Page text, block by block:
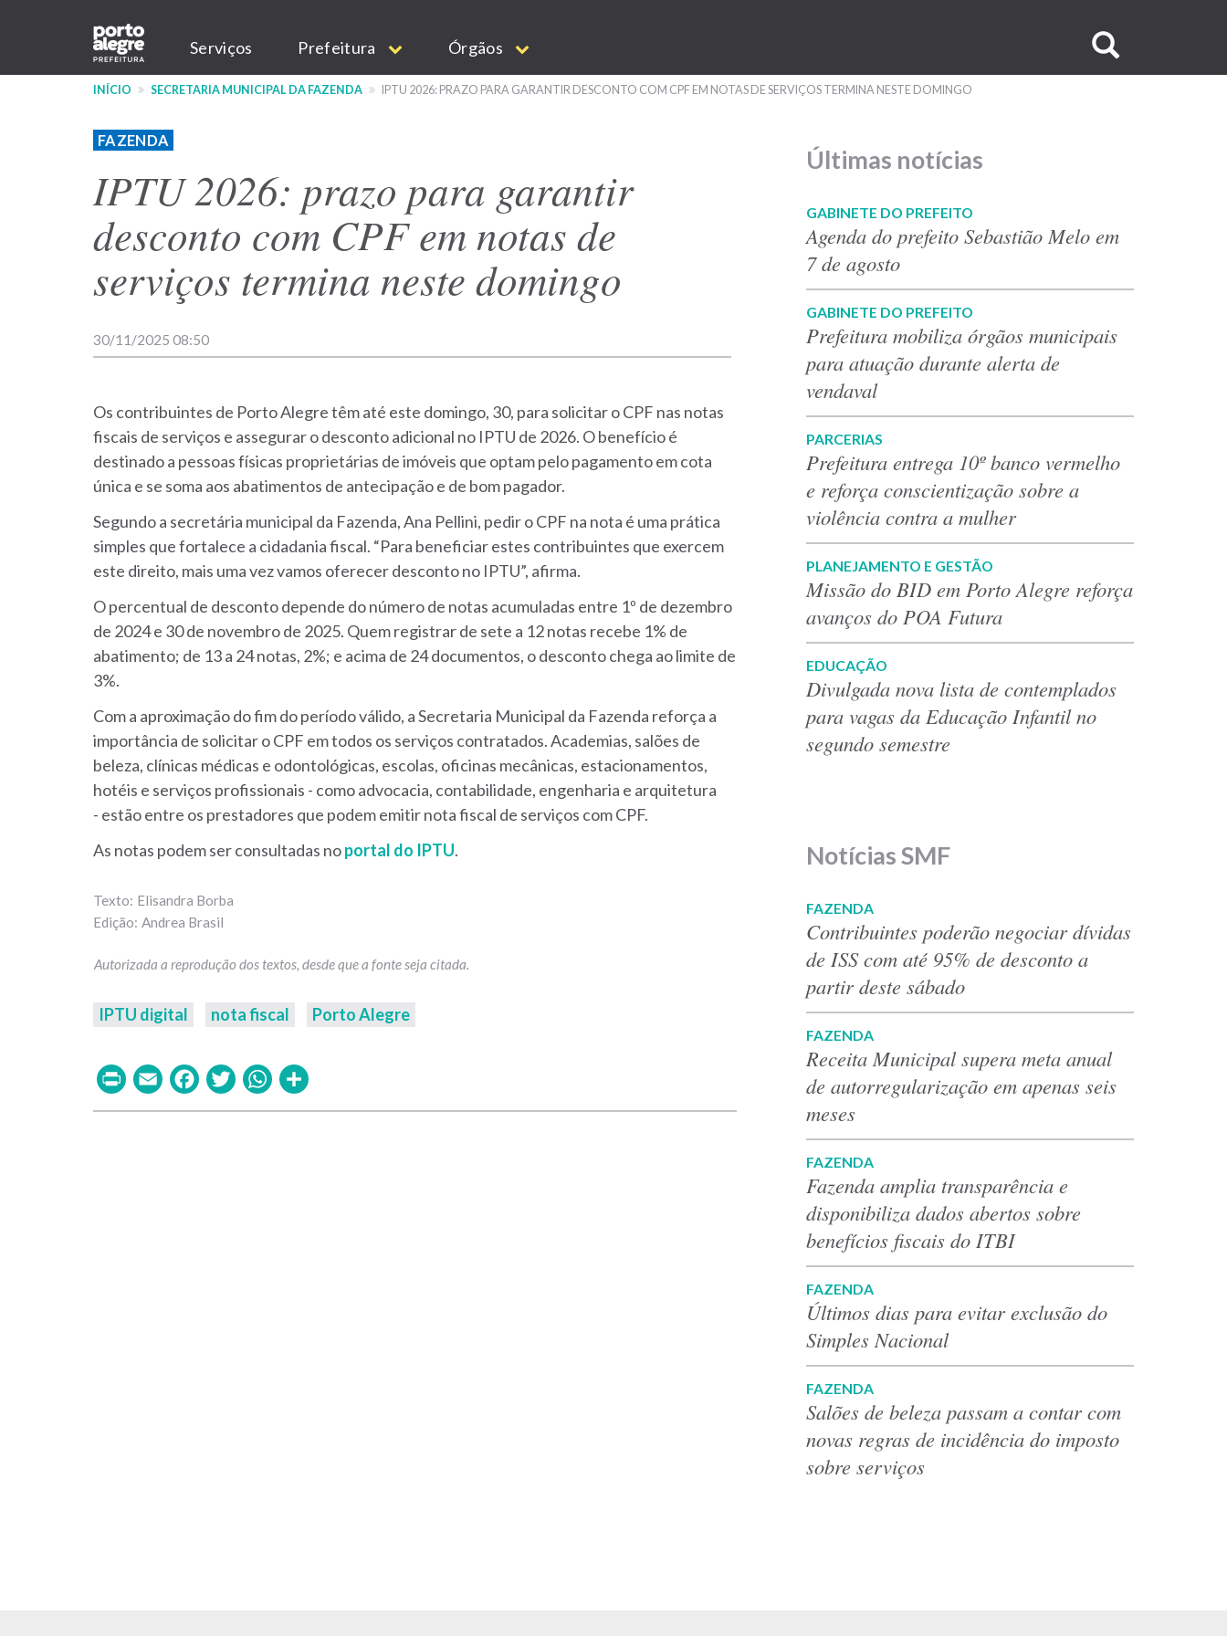
conteúdo
Main
navigation
Serviços Prefeitura Órgãos
no
INÍCIO SECRETARIA MUNICIPAL DA FAZENDA IPTU 2026: PRAZO PARA GARANTIR DESCONTO COM CPF EM NOTAS DE SERVIÇOS TERMINA NESTE DOMINGO
FAZENDA
IPTU 2026: prazo para garantir
desconto com CPF em notas de
serviços termina neste domingo
30/11/2025 08:50
Os contribuintes de Porto Alegre têm até este domingo, 30, para solicitar o CPF nas notas
fiscais de serviços e assegurar o desconto adicional no IPTU de 2026. O benefício é
destinado a pessoas físicas proprietárias de imóveis que optam pelo pagamento em cota
única e se soma aos abatimentos de antecipação e de bom pagador.
Segundo a secretária municipal da Fazenda, Ana Pellini, pedir o CPF na nota é uma prática
simples que fortalece a cidadania fiscal. “Para beneficiar estes contribuintes que exercem
este direito, mais uma vez vamos oferecer desconto no IPTU”, afirma.
O percentual de desconto depende do número de notas acumuladas entre 1º de dezembro
de 2024 e 30 de novembro de 2025. Quem registrar de sete a 12 notas recebe 1% de
abatimento; de 13 a 24 notas, 2%; e acima de 24 documentos, o desconto chega ao limite de
3%.
Com a aproximação do fim do período válido, a Secretaria Municipal da Fazenda reforça a
importância de solicitar o CPF em todos os serviços contratados. Academias, salões de
beleza, clínicas médicas e odontológicas, escolas, oficinas mecânicas, estacionamentos,
hotéis e serviços profissionais - como advocacia, contabilidade, engenharia e arquitetura
- estão entre os prestadores que podem emitir nota fiscal de serviços com CPF.
As notas podem ser consultadas noportal do IPTU.
Elisandra Borba
Andrea Brasil
IPTU digital nota fiscal Porto Alegre
PrintEmailFacebook
TwitterWhatsApp
Últimas notícias
GABINETE DO PREFEITO
Agenda do prefeito Sebastião Melo em
7 de agosto
GABINETE DO PREFEITO
Prefeitura mobiliza órgãos municipais
para atuação durante alerta de
vendaval
PARCERIAS
Prefeitura entrega 10º banco vermelho
e reforça conscientização sobre a
violência contra a mulher
PLANEJAMENTO E GESTÃO
Missão do BID em Porto Alegre reforça
avanços do POA Futura
EDUCAÇÃO
Divulgada nova lista de contemplados
para vagas da Educação Infantil no
segundo semestre
Notícias SMF
FAZENDA
Contribuintes poderão negociar dívidas
de ISS com até 95% de desconto a
partir deste sábado
FAZENDA
Receita Municipal supera meta anual
de autorregularização em apenas seis
meses
FAZENDA
Fazenda amplia transparência e
disponibiliza dados abertos sobre
benefícios fiscais do ITBI
FAZENDA
Últimos dias para evitar exclusão do
Simples Nacional
FAZENDA
Salões de beleza passam a contar com
novas regras de incidência do imposto
sobre serviços